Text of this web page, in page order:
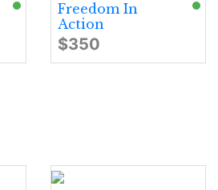
Freedom In
Action
$350